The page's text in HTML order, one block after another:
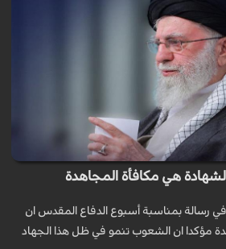
الشهادة هي مكافأة المجاهدة
في رسالة بمناسبة أسبوع الدفاع المقدس ان
مؤكدا ان الشعوب تنمو في ظل هذا الجهاد